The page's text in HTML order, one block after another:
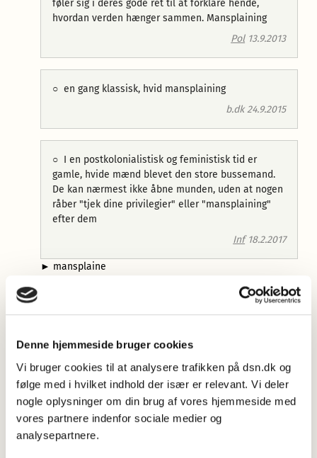
Denne hjemmeside bruger cookies
Vi bruger cookies til at analysere trafikken på dsn.dk og
følge med i hvilket indhold der især er relevant. Vi deler
nogle oplysninger om din brug af vores hjemmeside med
vores partnere indenfor sociale medier og
analysepartnere.
føler sig i deres gode ret til at forklare hende,
hvordan verden hænger sammen. Mansplaining
Pol13.9.2013
○ en gang klassisk, hvid mansplaining
b.dk 24.9.2015
○ I en postkolonialistisk og feministisk tid er
gamle, hvide mænd blevet den store bussemand.
De kan nærmest ikke åbne munden, uden at nogen
råber "tjek dine privilegier" eller "mansplaining"
efter dem
Inf18.2.2017
► mansplaine
wordspy.com,
Mere information
Juni 2026: Nye opslagsord
Nye ord i dansk er blevet forøget med 56 nye opslagsord.
Nyordslister
Her finder du en oversigt over Sprognævnets nyordslister.